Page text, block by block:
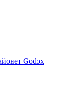
Godox